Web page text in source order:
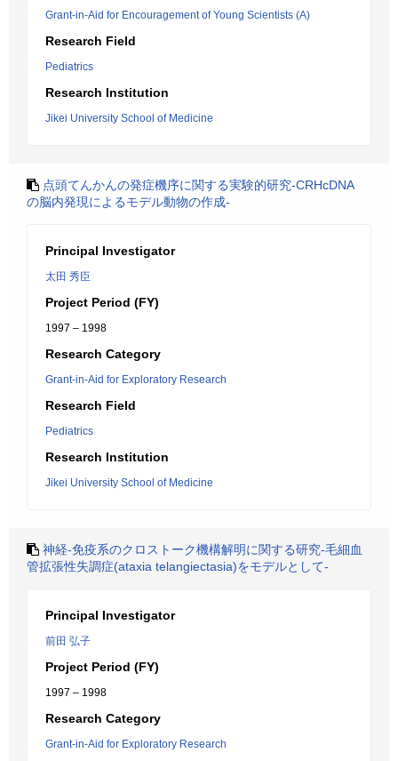
Grant-in-Aid for Encouragement of Young Scientists (A)
Research Field
Pediatrics
Research Institution
Jikei University School of Medicine
点頭てんかんの発症機序に関する実験的研究-CRHcDNA
の脳内発現によるモデル動物の作成-
Principal Investigator
太田 秀臣
Project Period (FY)
1997 – 1998
Research Category
Grant-in-Aid for Exploratory Research
Research Field
Pediatrics
Research Institution
Jikei University School of Medicine
神経-免疫系のクロストーク機構解明に関する研究-毛細血
管拡張性失調症(ataxia telangiectasia)をモデルとして-
Principal Investigator
前田 弘子
Project Period (FY)
1997 – 1998
Research Category
Grant-in-Aid for Exploratory Research